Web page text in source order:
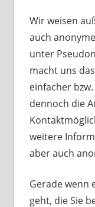
Wir weisen
auch
unter
macht uns
einfacher
dennoch die
weitere
aber auch
Gerade wenn
geht, die Sie